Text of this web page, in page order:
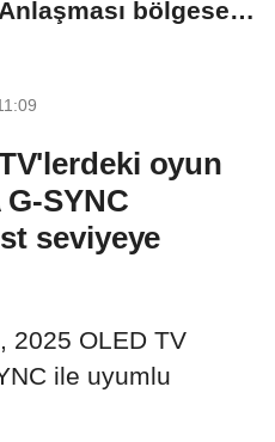
bölgesel
oyun
SYNC
seviyeye
2025 OLED TV
ile uyumlu